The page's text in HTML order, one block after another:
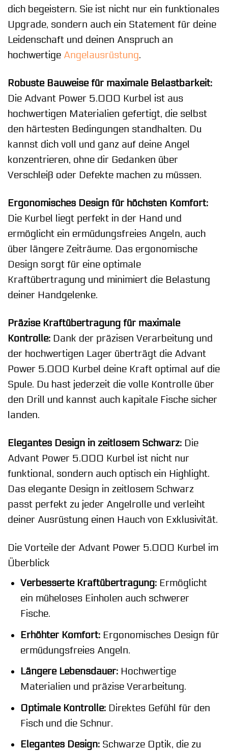
dich begeistern. Sie ist nicht nur ein funktionales
Upgrade, sondern auch ein Statement für deine
Leidenschaft und deinen Anspruch an
hochwertige Angelausrüstung.
Robuste Bauweise für maximale Belastbarkeit:
Die Advant Power 5.000 Kurbel ist aus
hochwertigen Materialien gefertigt, die selbst
den härtesten Bedingungen standhalten. Du
kannst dich voll und ganz auf deine Angel
konzentrieren, ohne dir Gedanken über
Verschleiß oder Defekte machen zu müssen.
Ergonomisches Design für höchsten Komfort:
Die Kurbel liegt perfekt in der Hand und
ermöglicht ein ermüdungsfreies Angeln, auch
über längere Zeiträume. Das ergonomische
Design sorgt für eine optimale
Kraftübertragung und minimiert die Belastung
deiner Handgelenke.
Präzise Kraftübertragung für maximale
Kontrolle: Dank der präzisen Verarbeitung und
der hochwertigen Lager überträgt die Advant
Power 5.000 Kurbel deine Kraft optimal auf die
Spule. Du hast jederzeit die volle Kontrolle über
den Drill und kannst auch kapitale Fische sicher
landen.
Elegantes Design in zeitlosem Schwarz: Die
Advant Power 5.000 Kurbel ist nicht nur
funktional, sondern auch optisch ein Highlight.
Das elegante Design in zeitlosem Schwarz
passt perfekt zu jeder Angelrolle und verleiht
deiner Ausrüstung einen Hauch von Exklusivität.
Die Vorteile der Advant Power 5.000 Kurbel im
Überblick
Verbesserte Kraftübertragung:Ermöglicht
ein müheloses Einholen auch schwerer
Fische.
Erhöhter Komfort:Ergonomisches Design für
ermüdungsfreies Angeln.
Längere Lebensdauer:Hochwertige
Materialien und präzise Verarbeitung.
Optimale Kontrolle:Direktes Gefühl für den
Fisch und die Schnur.
Elegantes Design:Schwarze Optik, die zu